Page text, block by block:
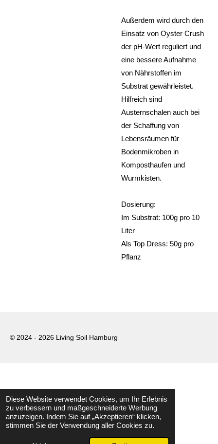
Diese Website verwendet Cookies, um Ihr Erlebnis
zu verbessern und maßgeschneiderte Werbung
anzuzeigen. Indem Sie auf „Akzeptieren“ klicken,
stimmen Sie der Verwendung aller Cookies zu.
Außerdem wird durch den
Einsatz von Oyster Crush
der pH-Wert reguliert und
eine bessere Aufnahme
von Nährstoffen im
Substrat gewährleistet.
Hilfreich sind
Austernschalen auch bei
der Schaffung von
Lebensräumen für
Bodenmikroben in
Komposthaufen und
Wurmkisten.
Dosierung:
Im Substrat: 100g pro 10
Liter
Als Top Dress: 50g pro
Pflanz
© 2024 - 2026 Living Soil Hamburg